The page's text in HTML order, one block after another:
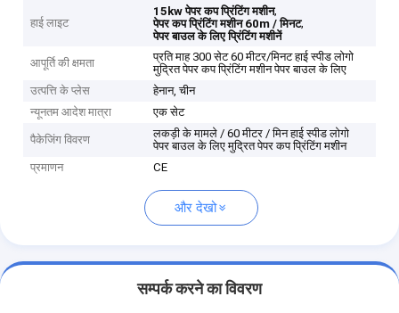
हाई लाइट
15kw पेपर कप प्रिंटिंग मशीन,
पेपर कप प्रिंटिंग मशीन 60m / मिनट,
पेपर बाउल के लिए प्रिंटिंग मशीनें
आपूर्ति की क्षमता
प्रति माह 300 सेट 60 मीटर/मिनट हाई स्पीड लोगो
मुद्रित पेपर कप प्रिंटिंग मशीन पेपर बाउल के लिए
उत्पत्ति के प्लेस
हेनान, चीन
न्यूनतम आदेश मात्रा
एक सेट
पैकेजिंग विवरण
लकड़ी के मामले / 60 मीटर / मिन हाई स्पीड लोगो
पेपर बाउल के लिए मुद्रित पेपर कप प्रिंटिंग मशीन
प्रमाणन
CE
और देखो
सम्पर्क करने का विवरण